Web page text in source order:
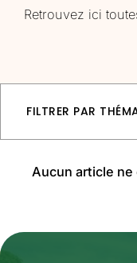
Retrouvez ici
FILTRER PAR
Aménagement
Aucun article